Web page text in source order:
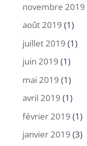
novembre 2019
août 2019 (1)
juillet 2019 (1)
juin 2019 (1)
mai 2019 (1)
avril 2019 (1)
février 2019 (1)
janvier 2019 (3)